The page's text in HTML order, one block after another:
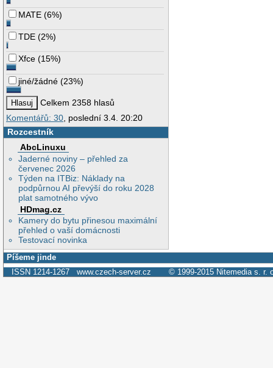
MATE (6%)
TDE (2%)
Xfce (15%)
jiné/žádné (23%)
Celkem 2358 hlasů
Komentářů: 30, poslední 3.4. 20:20
Rozcestník
AbcLinuxu
Jaderné noviny – přehled za
červenec 2026
Týden na ITBiz: Náklady na
podpůrnou AI převýší do roku 2028
plat samotného vývo
HDmag.cz
Kamery do bytu přinesou maximální
přehled o vaší domácnosti
Testovací novinka
Píšeme jinde
ISSN 1214-1267 www.czech-server.cz © 1999-2015 Nitemedia s. r.